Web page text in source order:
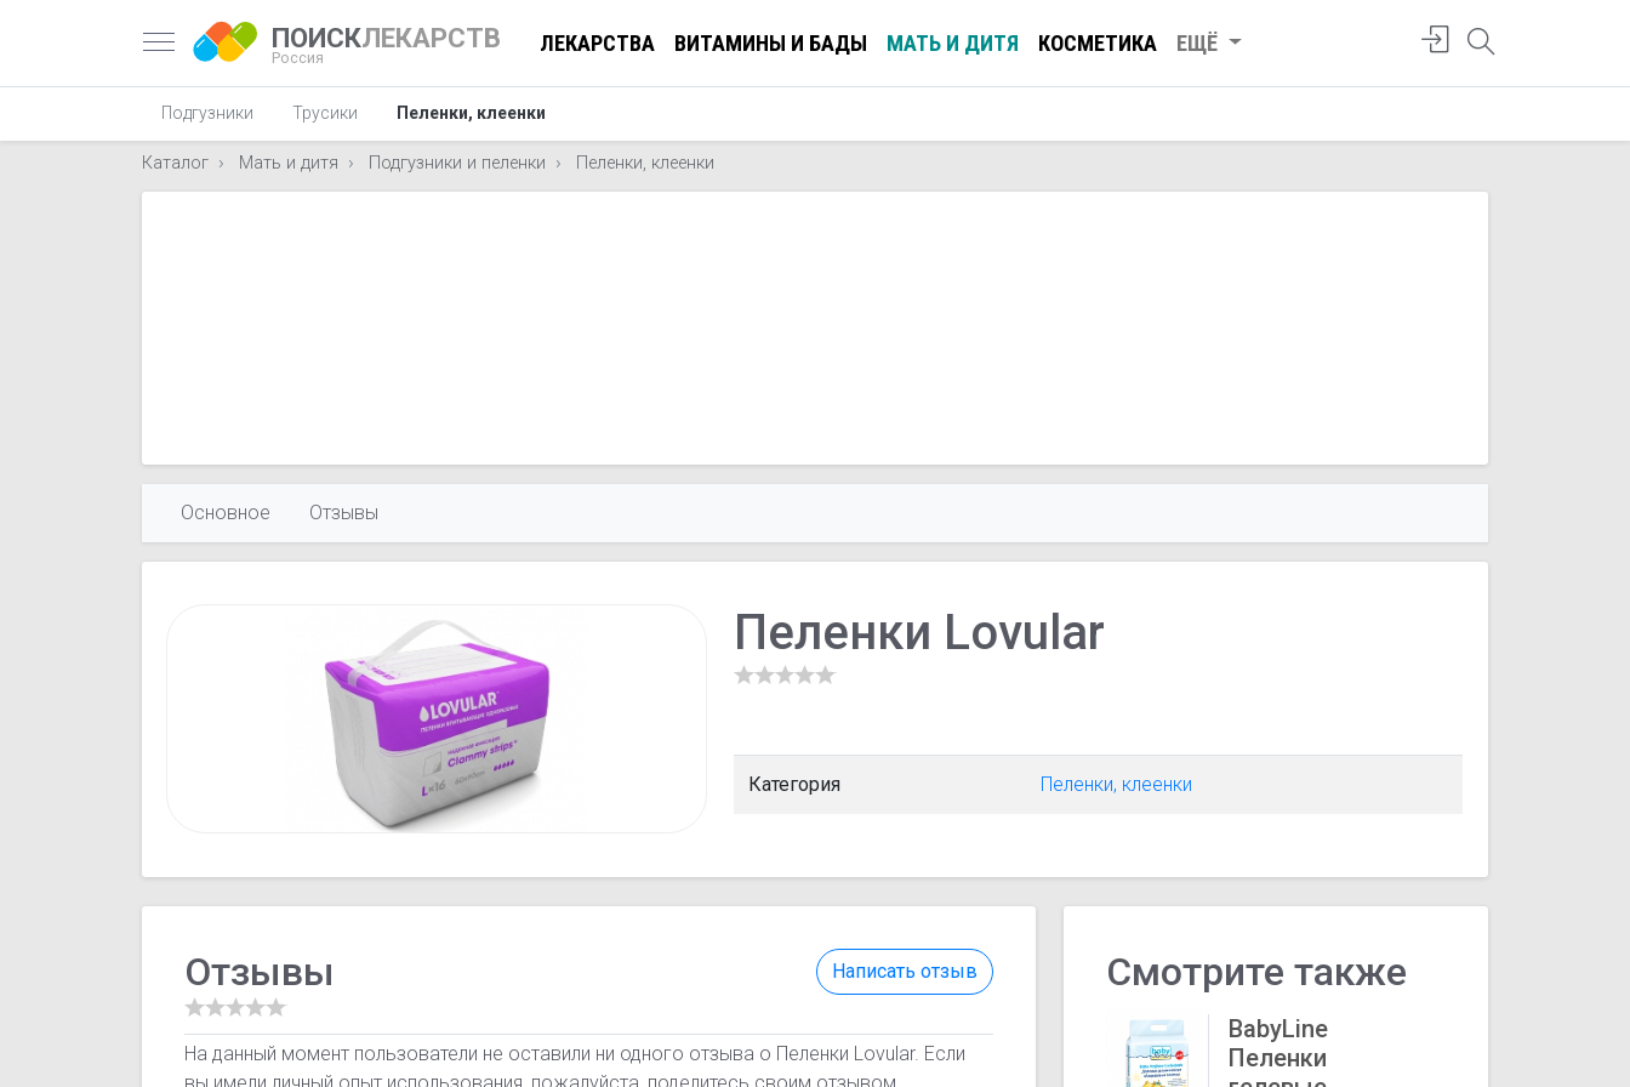
ПОИСКЛЕКАРСТВ
Россия
ЛЕКАРСТВА ВИТАМИНЫ И БАДЫ МАТЬ И ДИТЯ КОСМЕТИКА ЕЩЁ
Подгузники Трусики Пеленки, клеенки
Каталог Мать и дитя Подгузники и пеленки Пеленки, клеенки
Основное Отзывы
Пеленки Lovular
Категория Пеленки, клеенки
Написать отзыв
Отзывы
На данный момент пользователи не оставили ни одного отзыва о Пеленки Lovular. Если
Смотрите также
BabyLine
Пеленки